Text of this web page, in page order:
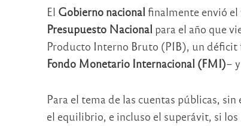
El Gobierno nacional finalmente envió el
Presupuesto Nacional para el año que
Producto Interno Bruto (PIB), un déficit
Fondo Monetario Internacional (FMI)–
Para el tema de las cuentas públicas,
el equilibrio, e incluso el superávit, si